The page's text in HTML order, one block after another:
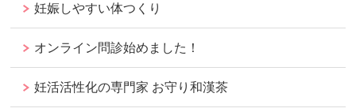
妊娠しやすい体つくり
オンライン問診始めました！
妊活活性化の専門家 お守り和漢茶